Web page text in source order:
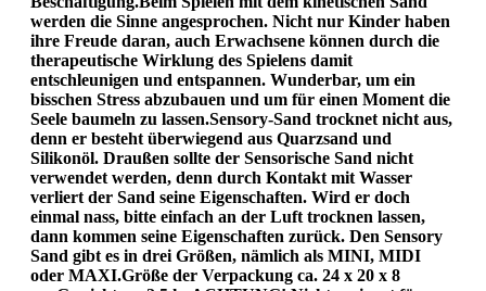
werden die Sinne angesprochen. Nicht nur Kinder haben
ihre Freude daran, auch Erwachsene können durch die
therapeutische Wirklung des Spielens damit
entschleunigen und entspannen. Wunderbar, um ein
bisschen Stress abzubauen und um für einen Moment die
Seele baumeln zu lassen.Sensory-Sand trocknet nicht aus,
denn er besteht überwiegend aus Quarzsand und
Silikonöl. Draußen sollte der Sensorische Sand nicht
verwendet werden, denn durch Kontakt mit Wasser
verliert der Sand seine Eigenschaften. Wird er doch
einmal nass, bitte einfach an der Luft trocknen lassen,
dann kommen seine Eigenschaften zurück. Den Sensory
Sand gibt es in drei Größen, nämlich als MINI, MIDI
oder MAXI.Größe der Verpackung ca. 24 x 20 x 8